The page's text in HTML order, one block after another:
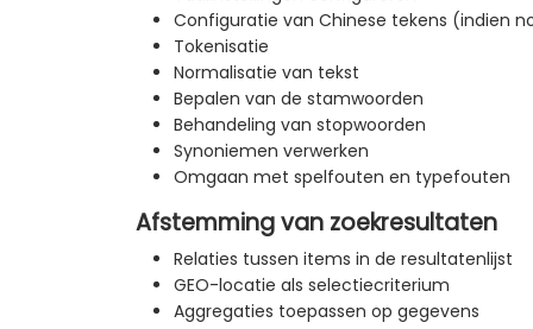
Configuratie van Chinese tekens (indien
Tokenisatie
Normalisatie van tekst
Bepalen van de stamwoorden
Behandeling van stopwoorden
Synoniemen verwerken
Omgaan met spelfouten en typefouten
Afstemming van zoekresultaten
Relaties tussen items in de resultatenlijst
GEO-locatie als selectiecriterium
Aggregaties toepassen op gegevens